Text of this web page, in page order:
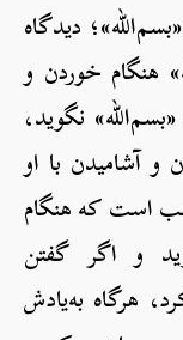
دیدگاه
هنگام خوردن و
نگوید،
آشامیدن با او
است که هنگام
و اگر گفتن
هرگاه به‌یادش